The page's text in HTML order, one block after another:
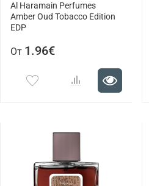
Al Haramain Perfumes
Amber Oud Tobacco Edition
EDP
От 1.96€